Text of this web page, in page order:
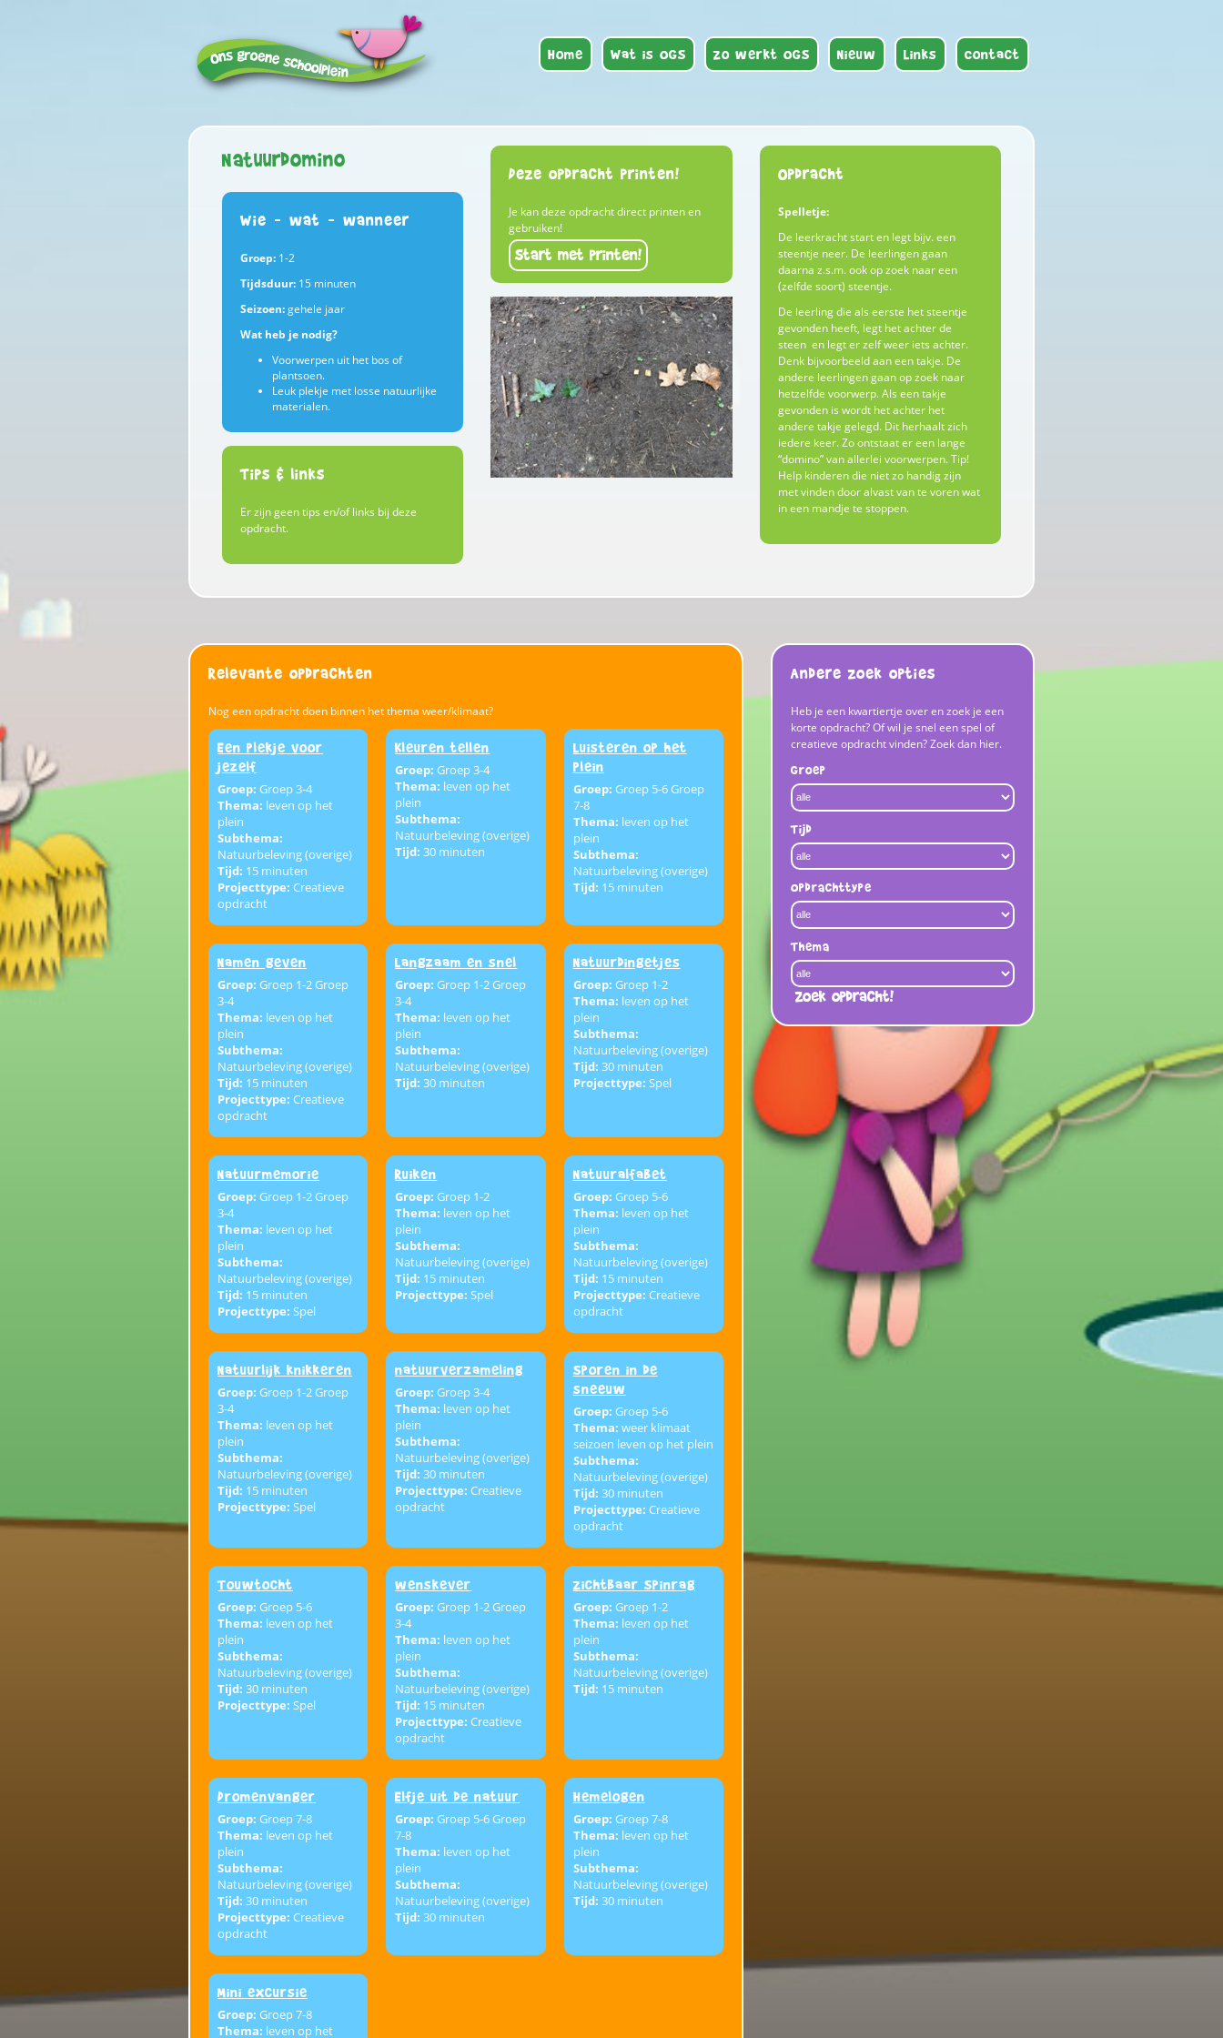
Home Wat is OGS Zo werkt OGS Nieuw Links Contact
Natuurdomino
Wie – wat – wanneer
Groep: 1-2
Tijdsduur: 15 minuten
Seizoen:gehele jaar
Wat heb je nodig?
Voorwerpen uit het bos of
plantsoen.
Leuk plekje met losse natuurlijke
materialen.
Tips & links
Er zijn geen tips en/of links bij deze
opdracht.
Deze opdracht printen!
Je kan deze opdracht direct printen en
gebruiken!
Start met printen!
Opdracht
Spelletje:
De leerkracht start en legt bijv. een
steentje neer. De leerlingen gaan
daarna z.s.m. ook op zoek naar een
(zelfde soort) steentje.
De leerling die als eerste het steentje
gevonden heeft, legt het achter de
steen en legt er zelf weer iets achter.
Denk bijvoorbeeld aan een takje. De
andere leerlingen gaan op zoek naar
hetzelfde voorwerp. Als een takje
gevonden is wordt het achter het
andere takje gelegd. Dit herhaalt zich
iedere keer. Zo ontstaat er een lange
“domino” van allerlei voorwerpen. Tip!
Help kinderen die niet zo handig zijn
met vinden door alvast van te voren wat
in een mandje te stoppen.
Relevante opdrachten
Nog een opdracht doen binnen het thema weer/klimaat?
Een plekje voor
jezelf
Groep: Groep 3-4
Thema: leven op het
plein
Subthema:
Natuurbeleving (overige)
Tijd: 15 minuten
Projecttype: Creatieve
opdracht
Kleuren tellen
Groep: Groep 3-4
Thema: leven op het
plein
Subthema:
Natuurbeleving (overige)
Tijd: 30 minuten
Luisteren op het
plein
Groep: Groep 5-6 Groep
7-8
Thema: leven op het
plein
Subthema:
Natuurbeleving (overige)
Tijd: 15 minuten
Namen geven
Groep: Groep 1-2 Groep
3-4
Thema: leven op het
plein
Subthema:
Natuurbeleving (overige)
Tijd: 15 minuten
Projecttype: Creatieve
opdracht
Langzaam en snel
Groep: Groep 1-2 Groep
3-4
Thema: leven op het
plein
Subthema:
Natuurbeleving (overige)
Tijd: 30 minuten
Natuurdingetjes
Groep: Groep 1-2
Thema: leven op het
plein
Subthema:
Natuurbeleving (overige)
Tijd: 30 minuten
Projecttype: Spel
Natuurmemorie
Groep: Groep 1-2 Groep
3-4
Thema: leven op het
plein
Subthema:
Natuurbeleving (overige)
Tijd: 15 minuten
Projecttype: Spel
Ruiken
Groep: Groep 1-2
Thema: leven op het
plein
Subthema:
Natuurbeleving (overige)
Tijd: 15 minuten
Projecttype: Spel
Natuuralfabet
Groep: Groep 5-6
Thema: leven op het
plein
Subthema:
Natuurbeleving (overige)
Tijd: 15 minuten
Projecttype: Creatieve
opdracht
Natuurlijk knikkeren
Groep: Groep 1-2 Groep
3-4
Thema: leven op het
plein
Subthema:
Natuurbeleving (overige)
Tijd: 15 minuten
Projecttype: Spel
natuurverzameling
Groep: Groep 3-4
Thema: leven op het
plein
Subthema:
Natuurbeleving (overige)
Tijd: 30 minuten
Projecttype: Creatieve
opdracht
Sporen in de
sneeuw
Groep: Groep 5-6
Thema: weer klimaat
seizoen leven op het plein
Subthema:
Natuurbeleving (overige)
Tijd: 30 minuten
Projecttype: Creatieve
opdracht
Touwtocht
Groep: Groep 5-6
Thema: leven op het
plein
Subthema:
Natuurbeleving (overige)
Tijd: 30 minuten
Projecttype: Spel
wenskever
Groep: Groep 1-2 Groep
3-4
Thema: leven op het
plein
Subthema:
Natuurbeleving (overige)
Tijd: 15 minuten
Projecttype: Creatieve
opdracht
Zichtbaar Spinrag
Groep: Groep 1-2
Thema: leven op het
plein
Subthema:
Natuurbeleving (overige)
Tijd: 15 minuten
Dromenvanger
Groep: Groep 7-8
Thema: leven op het
plein
Subthema:
Natuurbeleving (overige)
Tijd: 30 minuten
Projecttype: Creatieve
opdracht
Elfje uit de natuur
Groep: Groep 5-6 Groep
7-8
Thema: leven op het
plein
Subthema:
Natuurbeleving (overige)
Tijd: 30 minuten
Hemelogen
Groep: Groep 7-8
Thema: leven op het
plein
Subthema:
Natuurbeleving (overige)
Tijd: 30 minuten
Mini excursie
Groep: Groep 7-8
Thema: leven op het
Andere zoek opties
Heb je een kwartiertje over en zoek je een
korte opdracht? Of wil je snel een spel of
creatieve opdracht vinden? Zoek dan hier.
Groep
Tijd
Opdrachttype
Thema
Zoek opdracht!